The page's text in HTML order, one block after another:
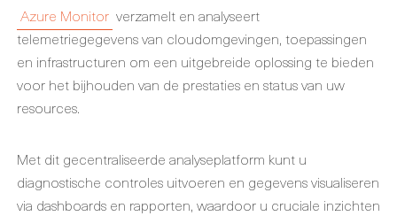
Azure Monitor verzamelt en analyseert
telemetriegegevens van cloudomgevingen, toepassingen
en infrastructuren om een uitgebreide oplossing te bieden
voor het bijhouden van de prestaties en status van uw
resources.
Met dit gecentraliseerde analyseplatform kunt u
diagnostische controles uitvoeren en gegevens visualiseren
via dashboards en rapporten, waardoor u cruciale inzichten